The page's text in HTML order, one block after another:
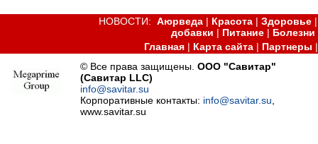
НОВОСТИ:Аюрведа | Красота |Здоровье
добавки | Питание| Болезни
Главная| Карта сайта| Партнеры
© Все права защищены.ООО "Савитар"
(Савитар LLC)
info@savitar.su
Корпоративные контакты: info@savitar.su
www.savitar.su